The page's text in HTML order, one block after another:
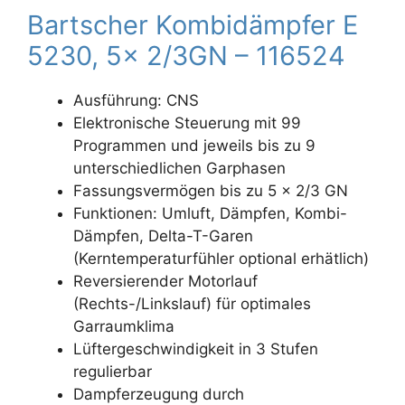
Bartscher Kombidämpfer E
5230, 5x 2/3GN – 116524
Ausführung: CNS
Elektronische Steuerung mit 99
Programmen und jeweils bis zu 9
unterschiedlichen Garphasen
Fassungsvermögen bis zu 5 x 2/3 GN
Funktionen: Umluft, Dämpfen, Kombi-
Dämpfen, Delta-T-Garen
(Kerntemperaturfühler optional erhätlich)
Reversierender Motorlauf
(Rechts-/Linkslauf) für optimales
Garraumklima
Lüftergeschwindigkeit in 3 Stufen
regulierbar
Dampferzeugung durch